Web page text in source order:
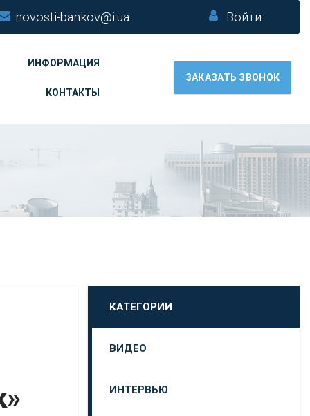
novosti-bankov@i.ua Войти
ИНФОРМАЦИЯ
КОНТАКТЫ
ЗАКАЗАТЬ ЗВОНОК
КАТЕГОРИИ
ВИДЕО
ИНТЕРВЬЮ